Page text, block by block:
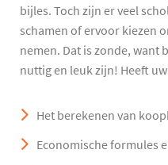
bijles. Toch zijn er veel
schamen of ervoor kiezen
nemen. Dat is zonde, want
nuttig en leuk zijn! Heeft
Het berekenen van
Economische formules